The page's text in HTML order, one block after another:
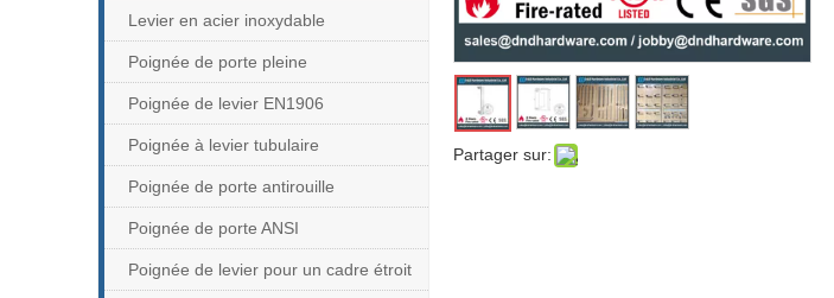
Levier en acier inoxydable
Poignée de porte pleine
Poignée de levier EN1906
Poignée à levier tubulaire
Poignée de porte antirouille
Poignée de porte ANSI
Poignée de levier pour un cadre étroit
Partager sur: